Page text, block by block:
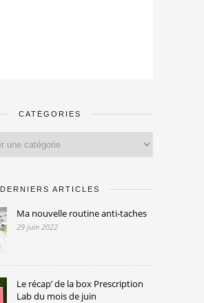
CATÉGORIES
DERNIERS ARTICLES
Ma nouvelle routine anti-taches
29 juin 2022
Le récap’ de la box Prescription
Lab du mois de juin